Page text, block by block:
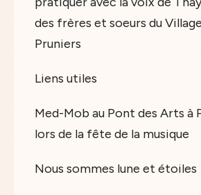
des frères et soeurs du
Pruniers
Liens utiles
Med-Mob au Pont des Arts à
lors de la fête de la musique
Nous sommes lune et étoiles